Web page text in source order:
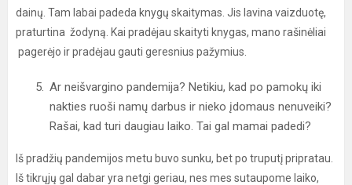
dainų. Tam labai padeda knygų skaitymas. Jis lavina vaizduotę,
praturtina žodyną. Kai pradėjau skaityti knygas, mano rašinėliai
pagerėjo ir pradėjau gauti geresnius pažymius.
Ar neišvargino pandemija? Netikiu, kad po pamokų iki
nakties ruoši namų darbus ir nieko įdomaus nenuveiki?
Rašai, kad turi daugiau laiko. Tai gal mamai padedi?
Iš pradžių pandemijos metu buvo sunku, bet po truputį pripratau.
Iš tikrųjų gal dabar yra netgi geriau, nes mes sutaupome laiko,